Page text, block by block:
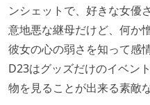
ンシェットで、好きな女優
意地悪な継母だけど、何か
彼女の心の弱さを知って感
D23はグッズだけのイベン
物を見ることが出来る素敵